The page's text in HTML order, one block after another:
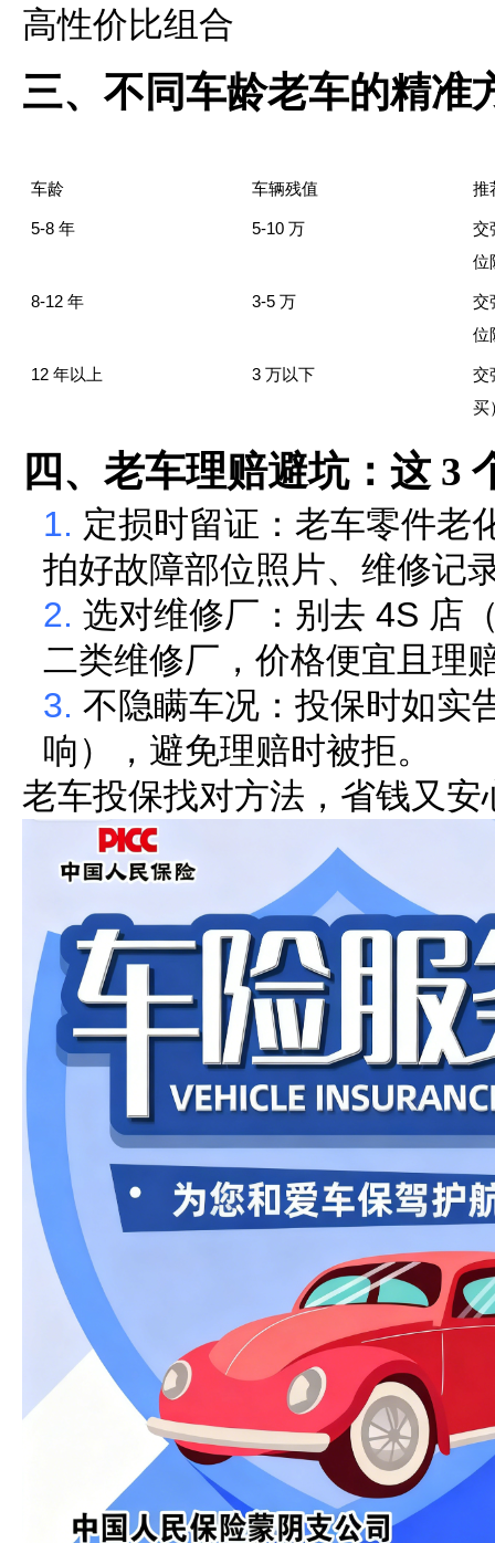
高性价比组合
三、不同车龄老车的精准
车龄 车辆残值 推
5-8 年 5-10 万
交
位
8-12 年 3-5 万
交
位
12 年以上 3 万以下
交
买
四、老车理赔避坑：这 3
1. 定损时留证：老车零件老
拍好故障部位照片、维修记
2. 选对维修厂：别去 4S 店
二类维修厂，价格便宜且理
3. 不隐瞒车况：投保时如实
响），避免理赔时被拒。
老车投保找对方法，省钱又安